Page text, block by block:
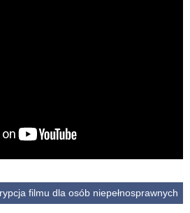
filmu dla osób niepełnosprawnych